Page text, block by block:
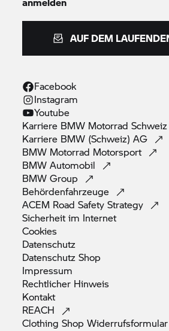
AUF DEM
Facebook
Instagram
Youtube
Karriere BMW Motorrad Schweiz
Karriere BMW (Schweiz)AG
BMW Motorrad Motorsport
BMWAutomobil
BMWGroup
Behördenfahrzeuge
ACEM Road SafetyStrategy
Sicherheit im Internet
Cookies
Datenschutz
DatenschutzShop
Impressum
Rechtlicher Hinweis
Kontakt
REACH
Clothing ShopWiderrufsformular